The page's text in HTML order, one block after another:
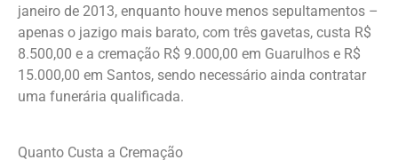
janeiro de 2013, enquanto houve menos sepultamentos –
apenas o jazigo mais barato, com três gavetas, custa R$
8.500,00 e a cremação R$ 9.000,00 em Guarulhos e R$
15.000,00 em Santos, sendo necessário ainda contratar
uma funerária qualificada.
Quanto Custa a Cremação